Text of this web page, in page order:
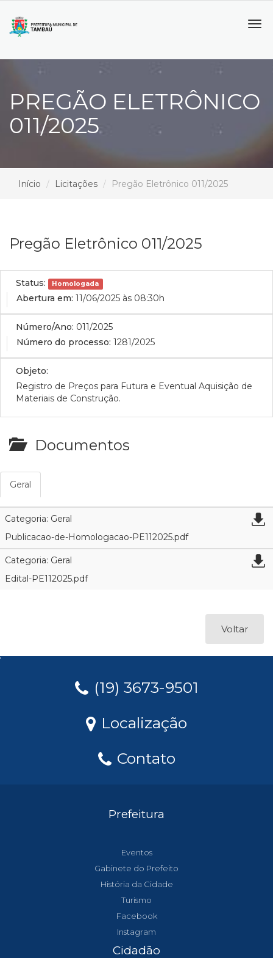
PREGÃO ELETRÔNICO
011/2025
Início Licitações Pregão Eletrônico 011/2025
Pregão Eletrônico 011/2025
Status: Homologada
Abertura em: 11/06/2025 às 08:30h
Número/Ano: 011/2025
Número do processo: 1281/2025
Objeto:
Registro de Preços para Futura e Eventual Aquisição de
Materiais de Construção.
Documentos
Geral
Categoria: Geral
Publicacao-de-Homologacao-PE112025.pdf
Categoria: Geral
Edital-PE112025.pdf
Voltar
(19) 3673-9501
Localização
Contato
Prefeitura
Eventos
Gabinete do Prefeito
História da Cidade
Turismo
Facebook
Instagram
Cidadão